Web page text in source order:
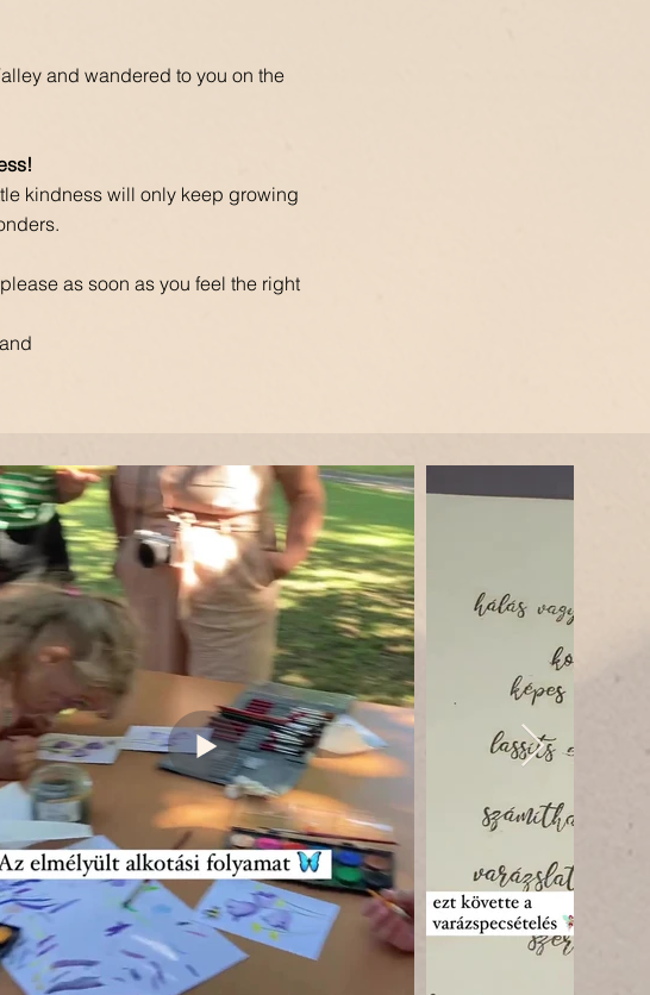
and wandered to you on the
kindness will only keep growing
as soon as you feel the right